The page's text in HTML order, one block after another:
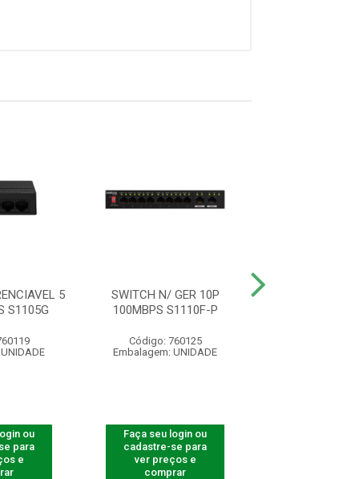
5
S1105G
ou
para
e
SWITCH N/ GER 10P
100MBPS S1110F-P
Código: 760125
Embalagem: UNIDADE
Faça seu login ou
cadastre-se para
ver preços e
comprar